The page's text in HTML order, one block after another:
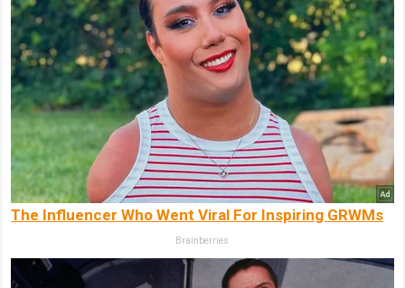
The Influencer Who Went Viral For Inspiring GRWMs
Brainberries